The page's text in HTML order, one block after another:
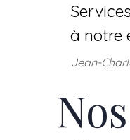
à notre
Jean-